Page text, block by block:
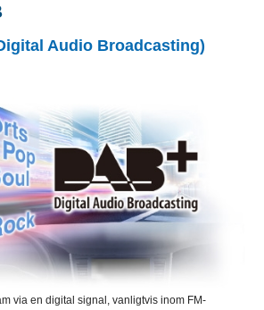
Audio Broadcasting)
via en digital signal, vanligtvis inom FM-